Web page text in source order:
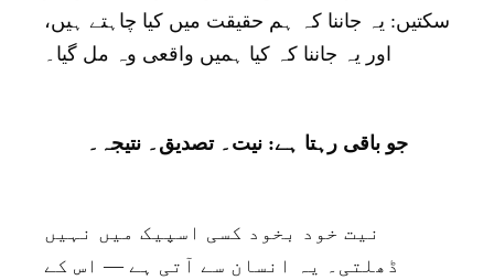
سکتیں: یہ جاننا کہ ہم حقیقت میں کیا چاہتے ہیں،
اور یہ جاننا کہ کیا ہمیں واقعی وہ مل گیا۔
جو باقی رہتا ہے: نیت۔ تصدیق۔ نتیجہ۔
نیت خود بخود کسی اسپیک میں نہیں
ڈھلتی۔ یہ انسان سے آتی ہے — اس کے